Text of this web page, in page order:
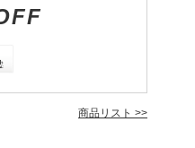
商品リスト >>